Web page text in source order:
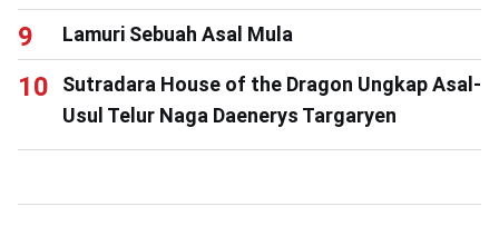
Lamuri Sebuah Asal Mula
Sutradara House of the Dragon Ungkap Asal-
Usul Telur Naga Daenerys Targaryen